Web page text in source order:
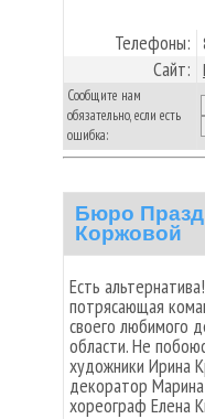
Телефоны:
Сайт:
Сообщите нам
обязательно, если есть
ошибка:
Бюро
Коржовой
Есть
потрясающая
своего любимого
области. Не
художники Ирина
декоратор
хореограф Елена